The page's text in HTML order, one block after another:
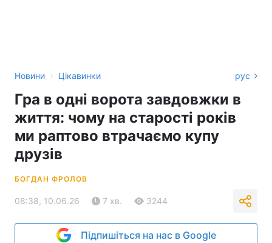
Новини › Цікавинки рус
Гра в одні ворота завдовжки в
життя: чому на старості років
ми раптово втрачаємо купу
друзів
БОГДАН ФРОЛОВ
08:38, 10.06.26 7 хв. 3244
Підпишіться на нас в Google